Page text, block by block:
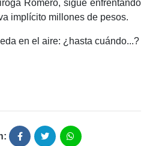
Romero, sigue enfrentando
implícito millones de pesos.
en el aire: ¿hasta cuándo...?